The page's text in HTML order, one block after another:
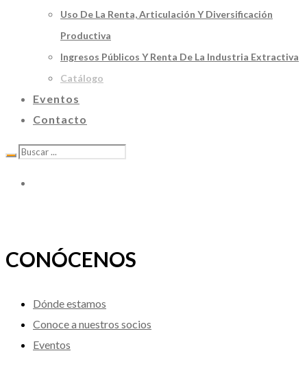
Uso De La Renta, Articulación Y Diversificación
Productiva
Ingresos Públicos Y Renta De La Industria Extractiva
Catálogo
Eventos
Contacto
CONÓCENOS
Dónde estamos
Conoce a nuestros socios
Eventos